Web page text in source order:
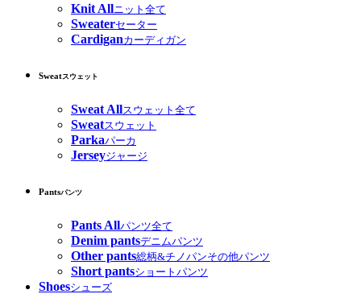
Knit Allニット全て
Sweaterセーター
Cardiganカーディガン
Sweatスウェット
Sweat Allスウェット全て
Sweatスウェット
Parkaパーカ
Jerseyジャージ
Pantsパンツ
Pants Allパンツ全て
Denim pantsデニムパンツ
Other pants総柄&チノパンその他パンツ
Short pantsショートパンツ
Shoesシューズ